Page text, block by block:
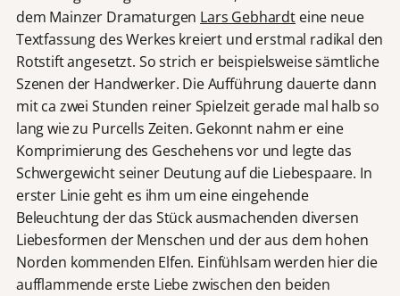
dem Mainzer Dramaturgen Lars Gebhardt eine neue
Textfassung des Werkes kreiert und erstmal radikal den
Rotstift angesetzt. So strich er beispielsweise sämtliche
Szenen der Handwerker. Die Aufführung dauerte dann
mit ca zwei Stunden reiner Spielzeit gerade mal halb so
lang wie zu Purcells Zeiten. Gekonnt nahm er eine
Komprimierung des Geschehens vor und legte das
Schwergewicht seiner Deutung auf die Liebespaare. In
erster Linie geht es ihm um eine eingehende
Beleuchtung der das Stück ausmachenden diversen
Liebesformen der Menschen und der aus dem hohen
Norden kommenden Elfen. Einfühlsam werden hier die
aufflammende erste Liebe zwischen den beiden